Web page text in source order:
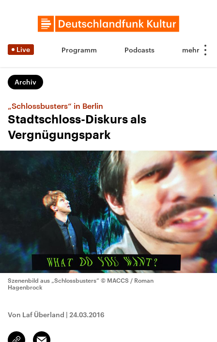
Live Programm Podcasts
Archiv
„Schlossbusters“ in Berlin
Stadtschloss-Diskurs als
Vergnügungspark
Szenenbild aus „Schlossbusters“ © MACCS / Roman
Hagenbrock
Von Laf Überland | 24.03.2016
Link
Email